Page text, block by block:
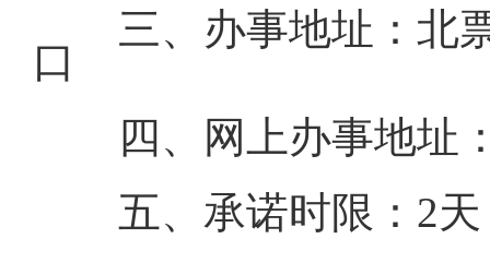
三、办事地址：北
口
四、网上办事地址
五、承诺时限：2天